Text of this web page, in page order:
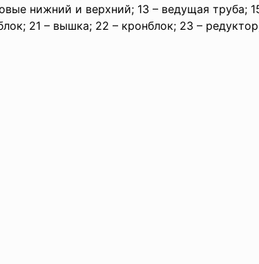
нижний и верхний; 13 – ведущая труба;
21 – вышка; 22 – кронблок; 23 –